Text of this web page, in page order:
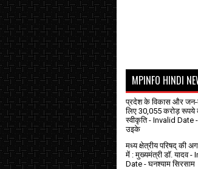
MPINFO HINDI
प्रदेश के विकास और जन-
लिए 30,055 करोड़ रूपये
स्वीकृति- Invalid Date
उइके
मध्य क्षेत्रीय परिषद् की
में : मुख्यमंत्री डॉ. यादव-
Date - घनश्याम सिरसाम